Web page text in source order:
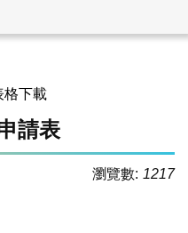
格下載
請表
瀏覽數: 1217